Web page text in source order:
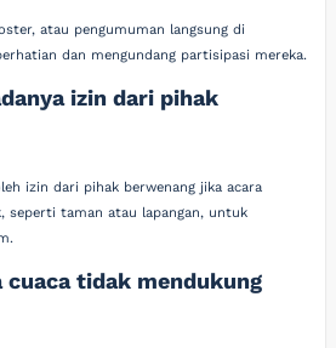
atau pengumuman langsung di
dan mengundang partisipasi mereka.
izin dari pihak
izin dari pihak berwenang jika acara
seperti taman atau lapangan, untuk
cuaca tidak mendukung